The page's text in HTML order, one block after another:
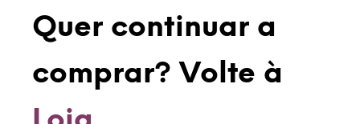
Quer continuar a
comprar? Volte à